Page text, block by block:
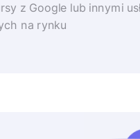
z Google lub innymi
na rynku